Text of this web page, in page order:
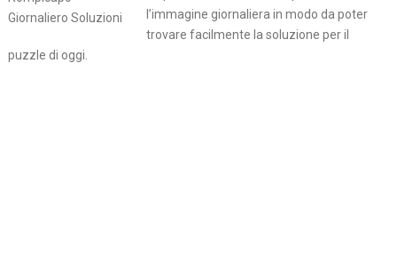
l’immagine giornaliera in modo da poter
trovare facilmente la soluzione per il
puzzle di oggi.